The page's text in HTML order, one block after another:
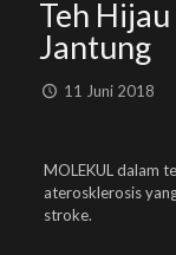
Teh
Jantung
11 Juni 2018
MOLEKUL dalam
aterosklerosis
stroke.